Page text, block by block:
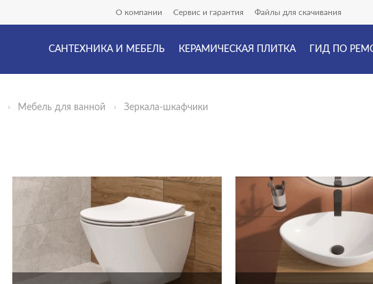
О компании Сервис и гарантия Файлы для скачивания
САНТЕХНИКА И МЕБЕЛЬ КЕРАМИЧЕСКАЯ ПЛИТКА ГИД ПО
Мебель для ванной Зеркала-шкафчики